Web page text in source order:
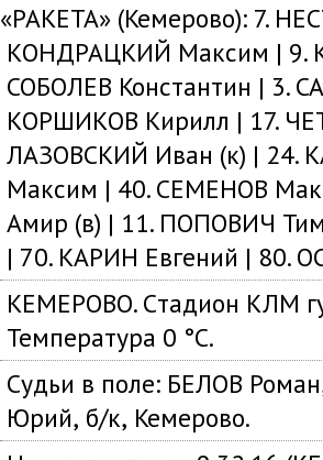
«РАКЕТА» (Кемерово): 7.
КОНДРАЦКИЙ Максим | 9.
СОБОЛЕВ Константин | 3.
КОРШИКОВ Кирилл | 17.
ЛАЗОВСКИЙ Иван (к) | 24.
Максим | 40. СЕМЕНОВ
Амир (в) | 11. ПОПОВИЧ
| 70. КАРИН Евгений | 80.
КЕМЕРОВО. Cтадион КЛМ
Температура 0 °C.
Судьи в поле: БЕЛОВ Роман
Юрий, б/к, Кемерово.